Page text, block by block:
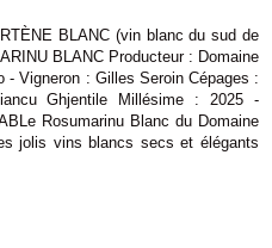
BLANC (vin blanc du sud de
BLANC Producteur : Domaine
- Vigneron : Gilles Seroin Cépages :
Ghjentile Millésime : 2025 -
Rosumarinu Blanc du Domaine
jolis vins blancs secs et élégants